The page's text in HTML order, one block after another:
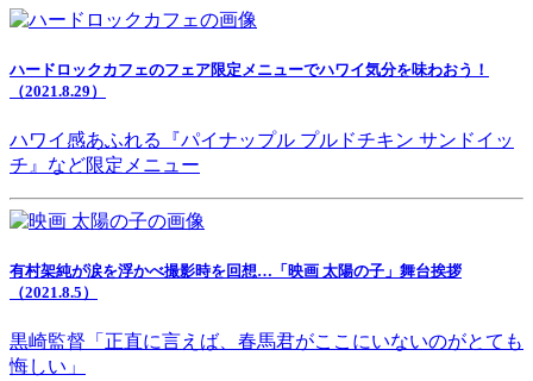
ハードロックカフェのフェア限定メニューでハワイ気分を味わおう！
（2021.8.29）
ハワイ感あふれる『パイナップル プルドチキン サンドイッ
チ』など限定メニュー
有村架純が涙を浮かべ撮影時を回想…「映画 太陽の子」舞台挨拶
（2021.8.5）
黒崎監督「正直に言えば、春馬君がここにいないのがとても
悔しい」